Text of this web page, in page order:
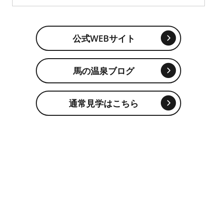
公式WEBサイト
馬の温泉ブログ
通常見学はこちら